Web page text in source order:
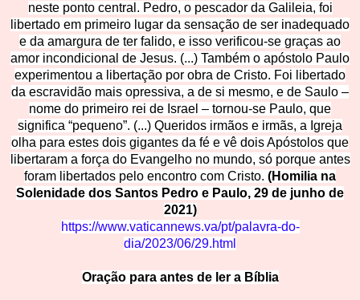
neste ponto central. Pedro, o pescador da Galileia, foi
libertado em primeiro lugar da sensação de ser inadequado
e da amargura de ter falido, e isso verificou-se graças ao
amor incondicional de Jesus. (...) Também o apóstolo Paulo
experimentou a libertação por obra de Cristo. Foi libertado
da escravidão mais opressiva, a de si mesmo, e de Saulo –
nome do primeiro rei de Israel – tornou-se Paulo, que
significa “pequeno”. (...) Queridos irmãos e irmãs, a Igreja
olha para estes dois gigantes da fé e vê dois Apóstolos que
libertaram a força do Evangelho no mundo, só porque antes
foram libertados pelo encontro com Cristo. (Homilia na
Solenidade dos Santos Pedro e Paulo, 29 de junho de
2021)
https://www.vaticannews.va/pt/pa lavra-do-
dia/2023/06/29.html
Oração para antes de ler a Bíblia